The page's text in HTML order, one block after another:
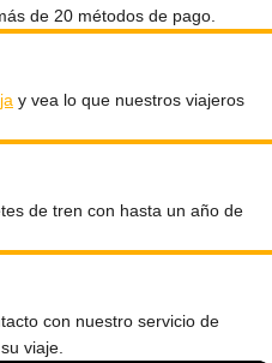
de 20 métodos de pago.
y vea lo que nuestros viajeros
de tren con hasta un año de
con nuestro servicio de
viaje.